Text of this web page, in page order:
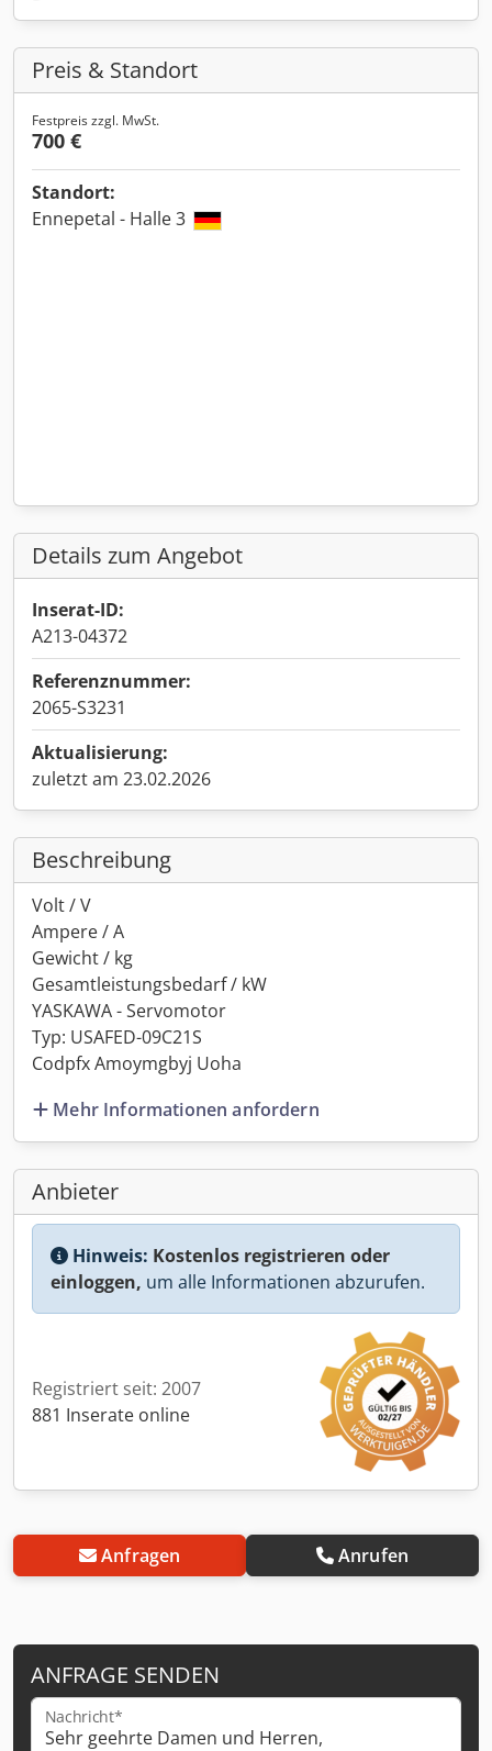
Preis & Standort
Festpreis zzgl. MwSt.
700 €
Standort:
Ennepetal - Halle 3
Details zum Angebot
Inserat-ID:
A213-04372
Referenznummer:
2065-S3231
Aktualisierung:
zuletzt am 23.02.2026
Beschreibung
Volt / V
Ampere / A
Gewicht / kg
Gesamtleistungsbedarf / kW
YASKAWA - Servomotor
Typ: USAFED-09C21S
Codpfx Amoymgbyj Uoha
Mehr Informationen anfordern
Anbieter
Hinweis: Kostenlos registrieren oder
einloggen, um alle Informationen abzurufen.
Registriert seit: 2007
881 Inserate online
Anfragen Anrufen
ANFRAGE SENDEN
Nachricht*